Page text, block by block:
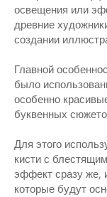
освещения или
древние
создании
Главной
было
особенно
буквенных
Для этого
кисти с
эффект сразу же,
которые будут